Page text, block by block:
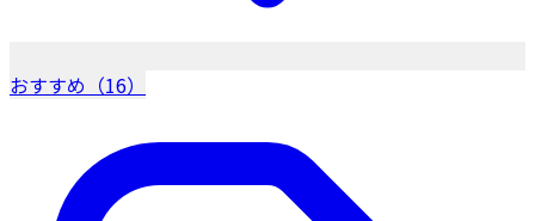
おすすめ（16）